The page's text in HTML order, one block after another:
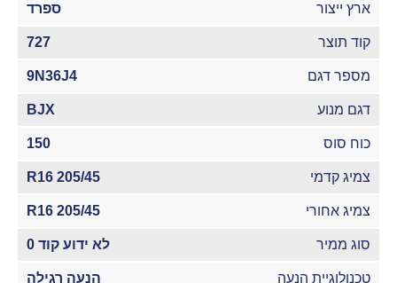
ארץ ייצור ספרד
קוד תוצר 727
מספר דגם 9N36J4
דגם מנוע BJX
כוח סוס 150
צמיג קדמי 205/45 R16
צמיג אחורי 205/45 R16
סוג ממיר לא ידוע קוד 0
טכנולוגיית הנעה הנעה רגילה